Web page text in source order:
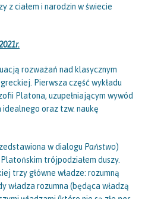
z ciałem i narodzin w świecie
rozważań nad klasycznym
Pierwsza część wykładu
Platona, uzupełniającym wywód
oraz tzw. naukę
w dialogu Państwo)
trójpodziałem duszy.
trzy główne władze: rozumną
władza rozumna (będąca władzą